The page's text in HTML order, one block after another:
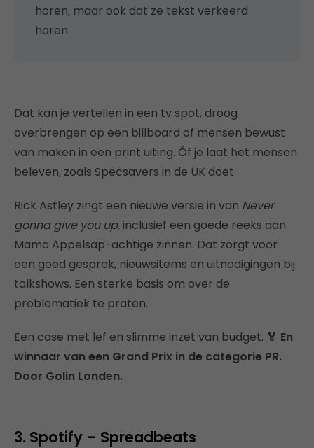
horen, maar ook dat ze tekst verkeerd
horen.
Dat kan je vertellen in een tv spot, droog
overbrengen op een billboard of mensen bewust
van maken in een print uiting. Óf je laat het mensen
beleven, zoals Specsavers in de UK doet.
Rick Astley zingt een nieuwe versie in van Never
gonna give you up,inclusief een goede reeks aan
Mama Appelsap-achtige zinnen. Dat zorgt voor
een goed gesprek, nieuwsitems en uitnodigingen bij
talkshows. Een sterke basis om over de
problematiek te praten.
Een case met lef en slimme inzet van budget. 🏅 En
winnaar van een Grand Prix in de categorie PR.
Door Golin Londen.
3. Spotify – Spreadbeats